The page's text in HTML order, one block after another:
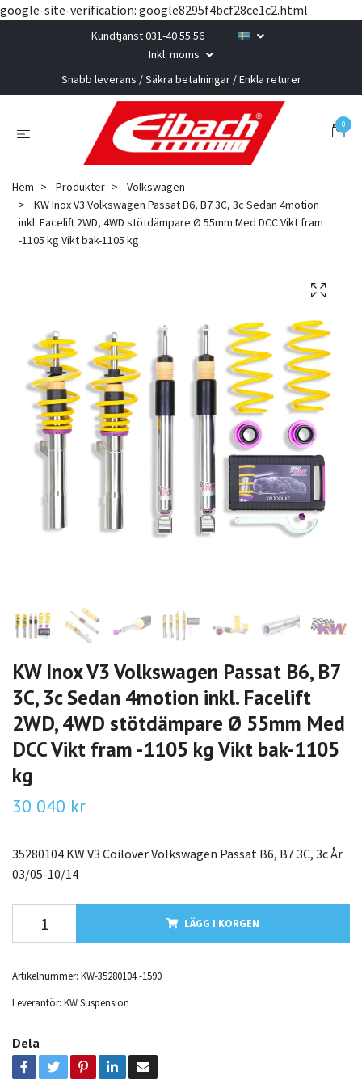
google-site-verification: google8295f4bcf28ce1c2.html
Kundtjänst 031-40 55 56
Inkl. moms
Snabb leverans / Säkra betalningar / Enkla returer
0
Hem Produkter
Volkswagen
KW Inox V3 Volkswagen Passat B6, B7 3C, 3c Sedan 4motion
inkl. Facelift 2WD, 4WD stötdämpare Ø 55mm Med DCC Vikt fram
-1105 kg Vikt bak-1105 kg
KW Inox V3 Volkswagen Passat B6, B7
3C, 3c Sedan 4motion inkl. Facelift
2WD, 4WD stötdämpare Ø 55mm Med
DCC Vikt fram -1105 kg Vikt bak-1105
kg
30 040 kr
35280104 KW V3 Coilover Volkswagen Passat B6, B7 3C, 3c År
03/05-10/14
LÄGG I KORGEN
Artikelnummer: KW-35280104 -1590
Leverantör: KW Suspension
Dela